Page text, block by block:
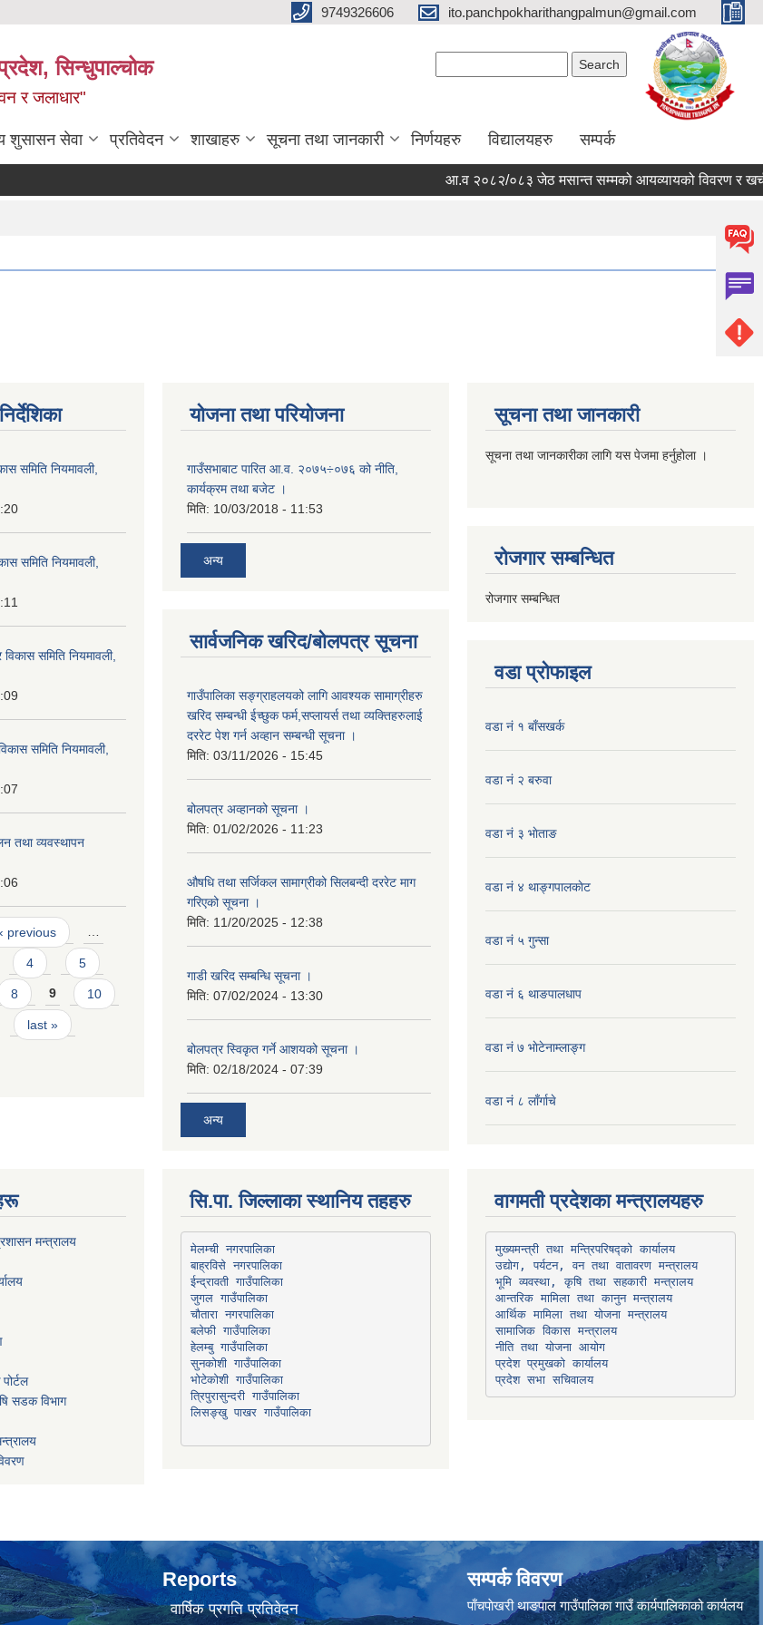
9749326606 ito.panchpokharithangpalmun@gmail.com
सिन्धुपाल्चोक
र जलाधार"
शुसासन सेवा प्रतिवेदन शाखाहरु सूचना तथा जानकारी निर्णयहरु विद्यालयहरु सम्पर्क
आ.व २०८२/०८३ जेठ मसान्त सम्मको आयव्यायको विवरण र खर्चको
समिति नियमावली,
समिति नियमावली,
समिति नियमावली,
समिति नियमावली,
तथा व्यवस्थापन
‹ previous …
4 5
8 9 10
last »
योजना तथा परियोजना
गाउँसभाबाट पारित आ.व. २०७५÷०७६ को नीति,
कार्यक्रम तथा बजेट ।
मिति: 10/03/2018 - 11:53
अन्य
सार्वजनिक खरिद/बोलपत्र सूचना
गाउँपालिका सङ्ग्राहलयको लागि आवश्यक सामाग्रीहरु
खरिद सम्बन्धी ईच्छुक फर्म,सप्लायर्स तथा व्यक्तिहरुलाई
दररेट पेश गर्न अव्हान सम्बन्धी सूचना ।
मिति: 03/11/2026 - 15:45
बोलपत्र अव्हानको सूचना ।
मिति: 01/02/2026 - 11:23
औषधि तथा सर्जिकल सामाग्रीको सिलबन्दी दररेट माग
गरिएको सूचना ।
मिति: 11/20/2025 - 12:38
गाडी खरिद सम्बन्धि सूचना ।
मिति: 07/02/2024 - 13:30
बोलपत्र स्विकृत गर्ने आशयको सूचना ।
मिति: 02/18/2024 - 07:39
अन्य
सूचना तथा जानकारी
सूचना तथा जानकारीका लागि यस पेजमा हर्नुहोला ।
रोजगार सम्बन्धित
रोजगार सम्बन्धित
वडा प्रोफाइल
वडा नं १ बाँसखर्क
वडा नं २ बरुवा
वडा नं ३ भाेताङ
वडा नं ४ थाङ्गपालकाेट
वडा नं ५ गुन्सा
वडा नं ६ थाङपालधाप
वडा नं ७ भाेटेनाम्लाङ्ग
वडा नं ८ लाँर्गाचे
मन्त्रालय
सडक विभाग
सि.पा. जिल्लाका स्थानिय तहहरु
मेलम्ची नगरपालिका
बाह्रविसे नगरपालिका
ईन्द्रावती गाउँपालिका
जुगल गाउँपालिका
चौतारा नगरपालिका
बलेफी गाउँपालिका
हेलम्बु गाउँपालिका
सुनकोशी गाउँपालिका
भोटेकोशी गाउँपालिका
त्रिपुरासुन्दरी गाउँपालिका
लिसङ्खु पाखर गाउँपालिका
वागमती प्रदेशका मन्त्रालयहरु
मुख्यमन्त्री तथा मन्त्रिपरिषद्को कार्यालय
उद्योग, पर्यटन, वन तथा वातावरण मन्त्रालय
भूमि व्यवस्था, कृषि तथा सहकारी मन्त्रालय
आन्तरिक मामिला तथा कानुन मन्त्रालय
आर्थिक मामिला तथा योजना मन्त्रालय
सामाजिक विकास मन्त्रालय
नीति तथा योजना आयोग
प्रदेश प्रमुखको कार्यालय
प्रदेश सभा सचिवालय
Reports
वार्षिक प्रगति प्रतिवेदन
सम्पर्क विवरण
पाँचपाेखरी थाङपाल गाउँपालिका गाउँ कार्यपालिकाको कार्यलय